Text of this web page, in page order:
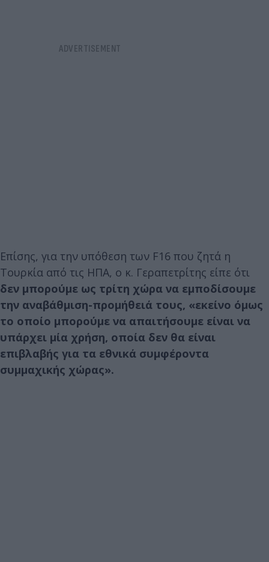
Επίσης, για την υπόθεση των F16 που ζητά η
Τουρκία από τις ΗΠΑ, ο κ. Γεραπετρίτης είπε ότι
δεν μπορούμε ως τρίτη χώρα να εμποδίσουμε
την αναβάθμιση-προμήθειά τους, «εκείνο όμως
το οποίο μπορούμε να απαιτήσουμε είναι να
υπάρχει μία χρήση, οποία δεν θα είναι
επιβλαβής για τα εθνικά συμφέροντα
συμμαχικής χώρας».